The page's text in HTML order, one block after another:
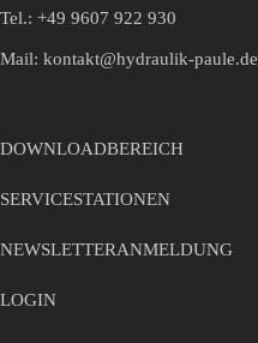
Tel.: +49 9607 922 930
Mail: kontakt@hydraulik-paule.de
DOWNLOADBEREICH
SERVICESTATIONEN
NEWSLETTERANMELDUNG
LOGIN